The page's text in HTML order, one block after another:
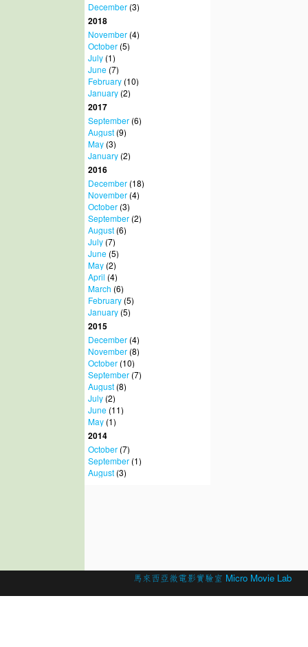
December(3)
2018
November(4)
October(5)
July(1)
June(7)
February(10)
January(2)
2017
September(6)
August(9)
May(3)
January(2)
2016
December(18)
November(4)
October(3)
September(2)
August(6)
July(7)
June(5)
May(2)
April (4)
March (6)
February(5)
January(5)
2015
December(4)
November(8)
October(10)
September(7)
August(8)
July(2)
June(11)
May(1)
2014
October(7)
September(1)
August(3)
馬來西亞微電影實驗室 Micro Movie Lab